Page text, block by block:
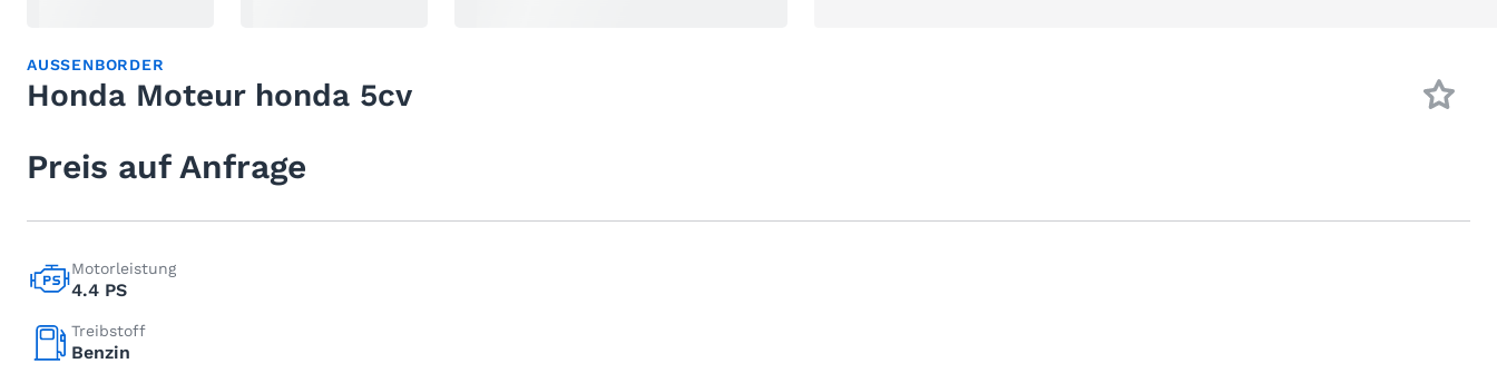
AUSSENBORDER
Honda Moteur honda 5cv
Preis auf Anfrage
Motorleistung
4.4 PS
Treibstoff
Benzin